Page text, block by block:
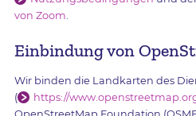
von Zoom
Einbindung von
Wir binden die Landkarten des
(
https://